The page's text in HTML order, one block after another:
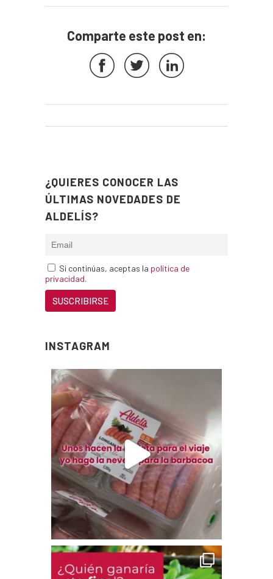
Comparte este post en:
¿QUIERES CONOCER LAS
ÚLTIMAS NOVEDADES DE
ALDELÍS?
Si continúas, aceptas la política de
privacidad.
INSTAGRAM